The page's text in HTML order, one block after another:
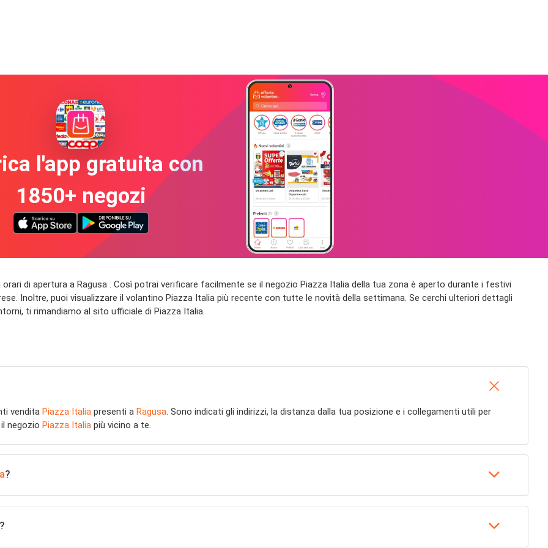
l'app gratuita con
1850+ negozi
di apertura a Ragusa . Così potrai verificare facilmente se il negozio Piazza Italia della tua zona è aperto durante i festivi
Inoltre, puoi visualizzare il volantino Piazza Italia più recente con tutte le novità della settimana. Se cerchi ulteriori dettagli
ti rimandiamo al sito ufficiale di Piazza Italia.
vendita Piazza Italia presenti a Ragusa. Sono indicati gli indirizzi, la distanza dalla tua posizione e i collegamenti utili per
negozio Piazza Italia più vicino a te.
?
?